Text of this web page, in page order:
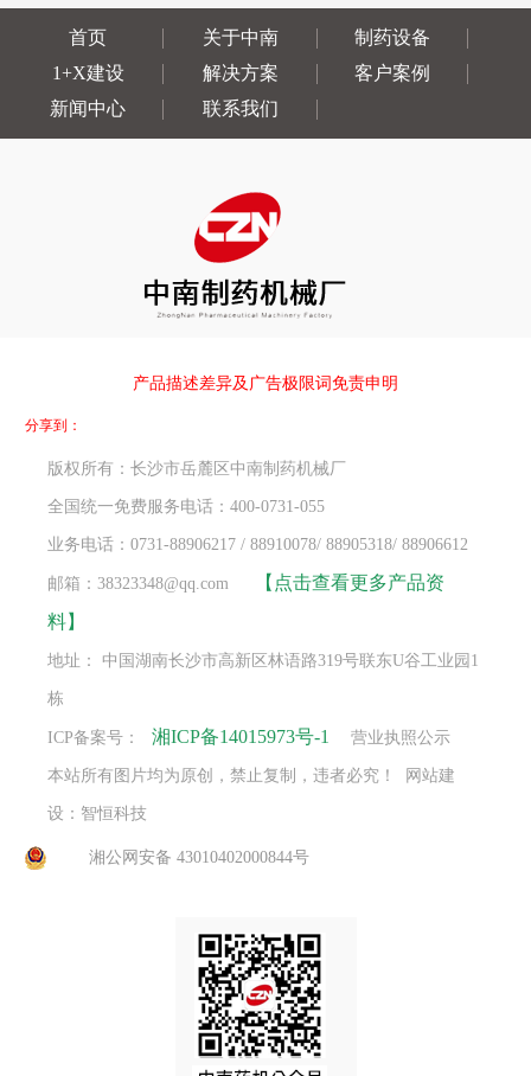
首页 关于中南
制药设备
1+X建设
解决方案
客户案例
新闻中心
联系我们
产品描述差异及广告极限词免责申明
分享到：
版权所有：长沙市岳麓区中南制药机械厂
全国统一免费服务电话：400-0731-055
业务电话：0731-88906217 / 88910078/ 88905318/ 88906612
邮箱：38323348@qq.com
【点击查看更多产品资
料】
地址： 中国湖南长沙市高新区林语路319号联东U谷工业园1
栋
ICP备案号： 湘ICP备14015973号-1 营业执照公示
本站所有图片均为原创，禁止复制，违者必究！ 网站建
设：智恒科技
湘公网安备 43010402000844号